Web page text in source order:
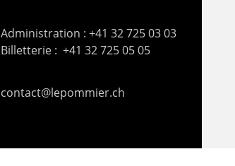
Administration : +41 32 725 03 03
Billetterie : +41 32 725 05 05
contact@lepommier.ch